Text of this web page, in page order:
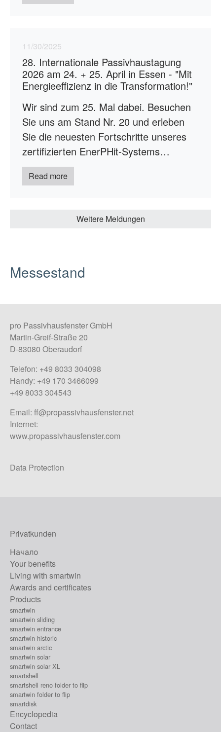
11/30/2025
28. Internationale Passivhaustagung
2026 am 24. + 25. April in Essen - "Mit
Energieeffizienz in die Transformation!"
Wir sind zum 25. Mal dabei. Besuchen
Sie uns am Stand Nr. 20 und erleben
Sie die neuesten Fortschritte unseres
zertifizierten EnerPHit-Systems…
Read more
Weitere Meldungen
Messestand
pro Passivhausfenster GmbH
Martin-Greif-Straße 20
D-83080 Oberaudorf
Telefon: +49 8033 304098
Handy: +49 170 3466099
+49 8033 304543
Email: ff@propassivhausfenster.net
Internet:
www.propassivhausfenster.com
Data Protection
Privatkunden
Начало
Your benefits
Living with smartwin
Awards and certificates
Products
smartwin
smartwin sliding
smartwin entrance
smartwin historic
smartwin arctic
smartwin solar
smartwin solar XL
smartshell
smartshell reno folder to flip
smartwin folder to flip
smartdisk
Encyclopedia
Contact